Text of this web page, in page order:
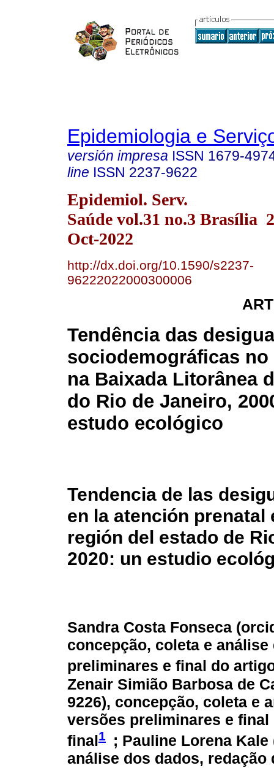
Epidemiologia e
versión impresa ISSN 1679-
line ISSN 2237-9622
Epidemiol. Serv.
Saúde vol.31 no.3 Brasília
Oct-2022
http://dx.doi.org/10.1590/s2237-
96222022000300006
Tendência das
sociodemográficas no
na Baixada Litorânea
do Rio de Janeiro,
estudo ecológico
Tendencia de las
en la atención prenatal
región del estado de
2020: un estudio
Sandra Costa Fonseca (
concepção, coleta e
preliminares e final do
Zenair Simião Barbosa de
9226), concepção, coleta e
versões preliminares e
final1
; Pauline Lorena Kale
análise dos dados,